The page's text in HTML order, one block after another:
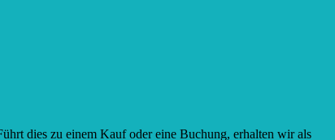
dies zu einem Kauf oder eine Buchung, erhalten wir als